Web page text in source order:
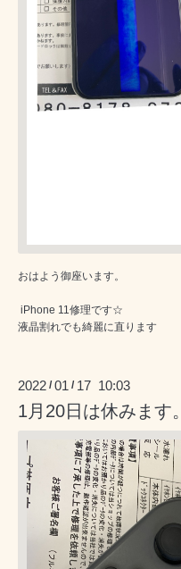
おはよう御座います。
iPhone 11修理です☆
液晶割れでも綺麗に直ります
2022 /01 / 17 10:03
1月20日は休みます。